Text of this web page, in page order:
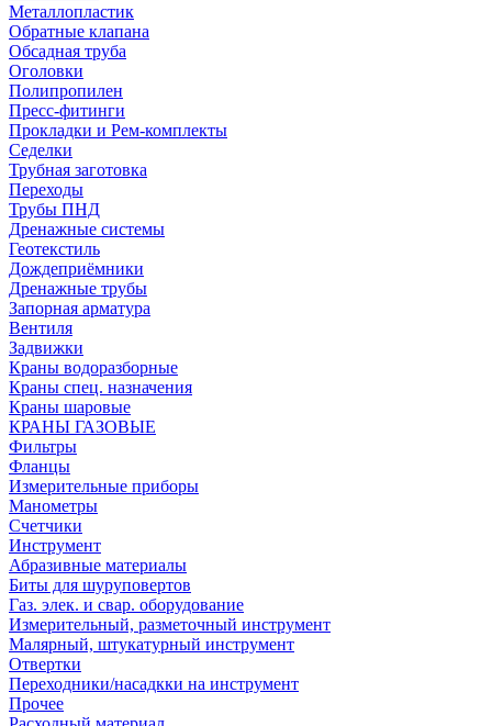
Металлопластик
Обратные клапана
Обсадная труба
Оголовки
Полипропилен
Пресс-фитинги
Прокладки и Рем-комплекты
Седелки
Трубная заготовка
Переходы
Трубы ПНД
Дренажные системы
Геотекстиль
Дождеприёмники
Дренажные трубы
Запорная арматура
Вентиля
Задвижки
Краны водоразборные
Краны спец. назначения
Краны шаровые
КРАНЫ ГАЗОВЫЕ
Фильтры
Фланцы
Измерительные приборы
Манометры
Счетчики
Инструмент
Абразивные материалы
Биты для шуруповертов
Газ. элек. и свар. оборудование
Измерительный, разметочный инструмент
Малярный, штукатурный инструмент
Отвертки
Переходники/насадкки на инструмент
Прочее